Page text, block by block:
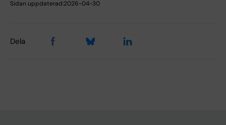
Sidan uppdaterad:2026-04-30
Dela